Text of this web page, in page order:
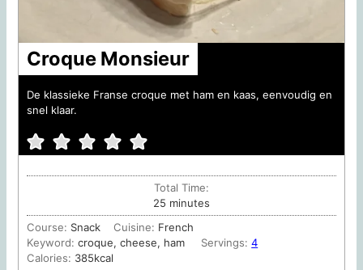
Croque Monsieur
De klassieke Franse croque met ham en kaas, eenvoudig en
snel klaar.
Total Time:
25 minutes
minutes
Course: Snack Cuisine: French
Keyword:croque, cheese, ham Servings:4
Calories: 385kcal